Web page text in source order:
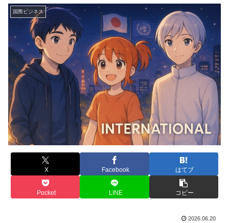
国際ビジネス
X Facebook はてブ
Pocket LINE コピー
2026.06.20